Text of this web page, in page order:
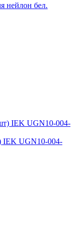
нейлон бел.
UGN10-004-